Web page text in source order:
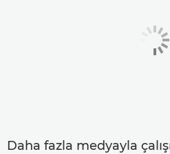
Daha fazla medyayla